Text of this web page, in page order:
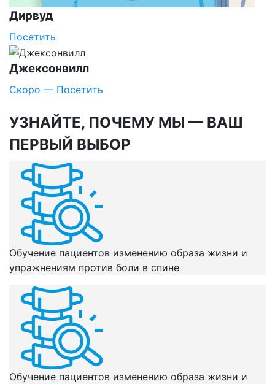
Дирвуд
Посетить
Джексонвилл
Скоро — Посетить
УЗНАЙТЕ, ПОЧЕМУ МЫ — ВАШ
ПЕРВЫЙ ВЫБОР
Обучение пациентов изменению образа жизни и
упражнениям против боли в спине
Обучение пациентов изменению образа жизни и